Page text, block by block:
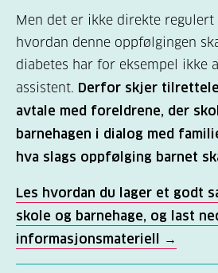
Men det er ikke direkte
hvordan denne oppfølgingen
diabetes har for eksempel ikke
assistent. Derfor skjer
avtale med foreldrene, der
barnehagen i dialog med
hva slags oppfølging barnet
Les hvordan du lager et godt
skole og barnehage, og last
informasjonsmateriell →